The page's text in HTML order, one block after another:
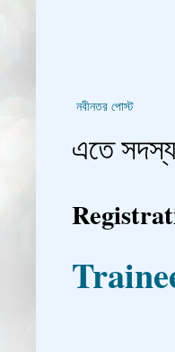
নবীনতর পোস্ট
এতে